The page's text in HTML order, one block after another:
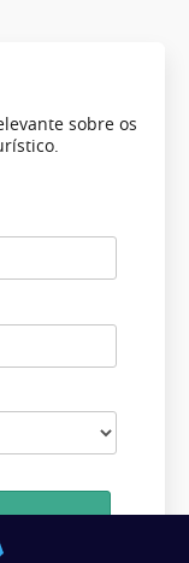
sobre os